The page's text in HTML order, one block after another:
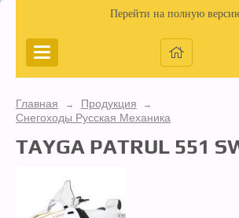
Перейти на полную
Главная → Продукция →
Снегоходы Русская Механика
TAYGA PATRUL 551